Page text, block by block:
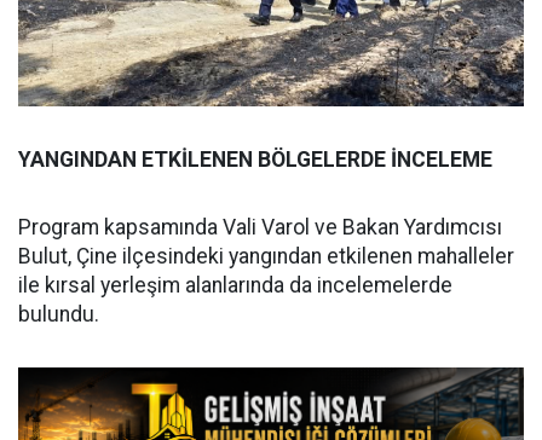
YANGINDAN ETKİLENEN BÖLGELERDE İNCELEME
Program kapsamında Vali Varol ve Bakan Yardımcısı
Bulut, Çine ilçesindeki yangından etkilenen mahalleler
ile kırsal yerleşim alanlarında da incelemelerde
bulundu.